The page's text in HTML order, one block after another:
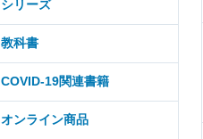
シリーズ
教科書
COVID-19関連書籍
オンライン商品